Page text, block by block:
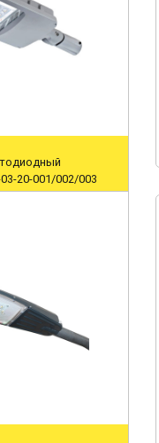
20-001/002/003